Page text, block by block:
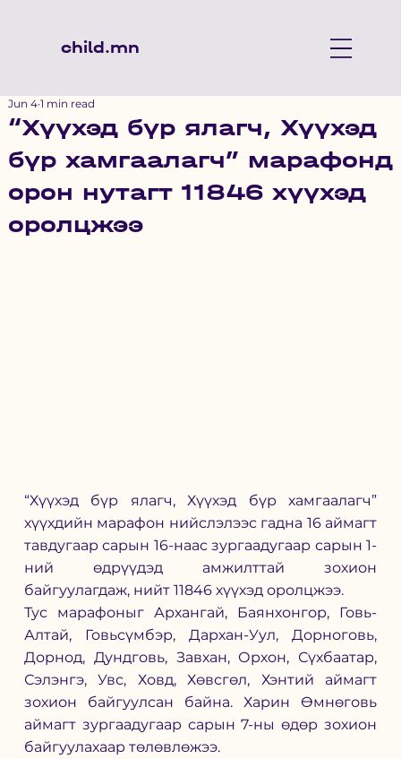
child.mn
“Хүүхэд бүр ялагч, Хүүхэд
бүр хамгаалагч” марафонд
орон нутагт 11846 хүүхэд
оролцжээ
Jun 4 1 min read
“Хүүхэд бүр ялагч, Хүүхэд бүр хамгаалагч”
хүүхдийн марафон нийслэлээс гадна 16 аймагт
тавдугаар сарын 16-наас зургаадугаар сарын 1-
ний өдрүүдэд амжилттай зохион
байгуулагдаж, нийт 11846 хүүхэд оролцжээ.
Тус марафоныг Архангай, Баянхонгор, Говь-
Алтай, Говьсүмбэр, Дархан-Уул, Дорноговь,
Дорнод, Дундговь, Завхан, Орхон, Сүхбаатар,
Сэлэнгэ, Увс, Ховд, Хөвсгөл, Хэнтий аймагт
зохион байгуулсан байна. Харин Өмнөговь
аймагт зургаадугаар сарын 7-ны өдөр зохион
байгуулахаар төлөвлөжээ.